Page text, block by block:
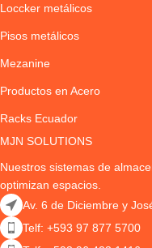
Loccker metálicos
Pisos metálicos
Mezanine
Productos en Acero
Racks Ecuador
MJN SOLUTIONS
Nuestros sistemas de
optimizan espacios.
Av. 6 de Diciembre y
Telf: +593 97 877 5700